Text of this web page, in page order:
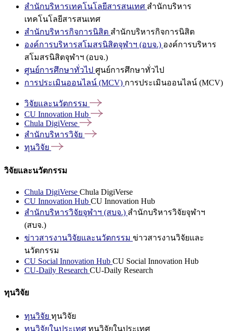
สำนักบริหารเทคโนโลยีสารสนเทศ สำนักบริหาร
เทคโนโลยีสารสนเทศ
สำนักบริหารกิจการนิสิต สำนักบริหารกิจการนิสิต
องค์การบริหารสโมสรนิสิตจุฬาฯ (อบจ.) องค์การบริหาร
สโมสรนิสิตจุฬาฯ (อบจ.)
ศูนย์การศึกษาทั่วไป ศูนย์การศึกษาทั่วไป
การประเมินออนไลน์ (MCV) การประเมินออนไลน์ (MCV)
วิจัยและนวัตกรรม
CU Innovation Hub
Chula DigiVerse
สำนักบริหารวิจัย
ทุนวิจัย
วิจัยและนวัตกรรม
Chula DigiVerse Chula DigiVerse
CU Innovation Hub CU Innovation Hub
สำนักบริหารวิจัยจุฬาฯ (สบจ.) สำนักบริหารวิจัยจุฬาฯ
(สบจ.)
ข่าวสารงานวิจัยและนวัตกรรม ข่าวสารงานวิจัยและ
นวัตกรรม
CU Social Innovation Hub CU Social Innovation Hub
CU-Daily Research CU-Daily Research
ทุนวิจัย
ทุนวิจัย ทุนวิจัย
ทุนวิจัยในประเทศ ทุนวิจัยในประเทศ